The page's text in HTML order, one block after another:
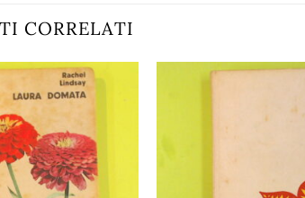
CORRELATI
desideri